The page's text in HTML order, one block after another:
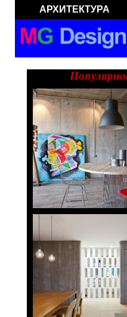
АРХИТЕКТУРА